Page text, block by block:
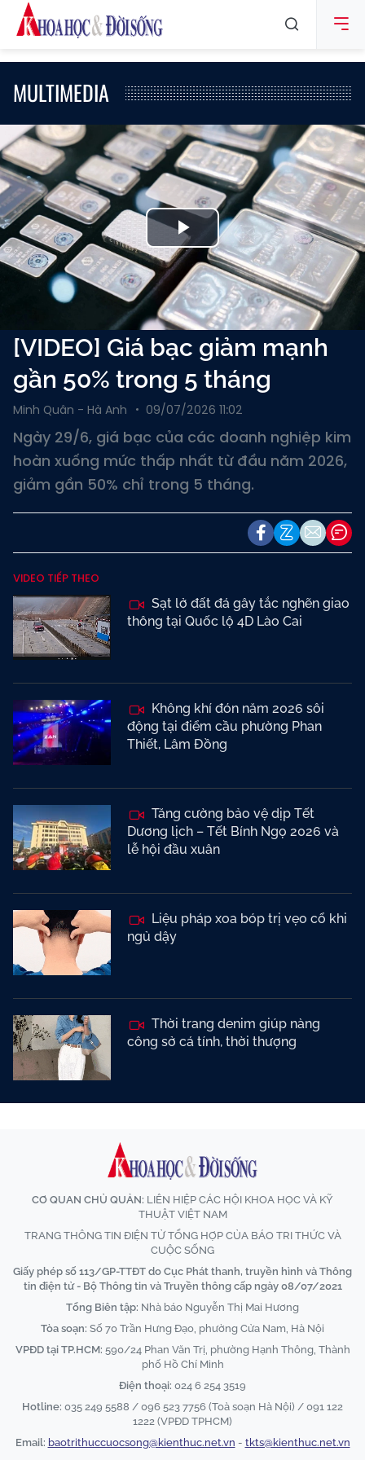
MULTIMEDIA
Play
Video
[VIDEO] Giá bạc giảm mạnh
gần 50% trong 5 tháng
Minh Quân - Hà Anh 09/07/2026 11:02
Ngày 29/6, giá bạc của các doanh nghiệp kim
hoàn xuống mức thấp nhất từ đầu năm 2026,
giảm gần 50% chỉ trong 5 tháng.
VIDEO TIẾP THEO
Sạt lở đất đá gây tắc nghẽn giao
thông tại Quốc lộ 4D Lào Cai
Không khí đón năm 2026 sôi
động tại điểm cầu phường Phan
Thiết, Lâm Đồng
Tăng cường bảo vệ dịp Tết
Dương lịch – Tết Bính Ngọ 2026 và
lễ hội đầu xuân
Liệu pháp xoa bóp trị vẹo cổ khi
ngủ dậy
Thời trang denim giúp nàng
công sở cá tính, thời thượng
CƠ QUAN CHỦ QUẢN: LIÊN HIỆP CÁC HỘI KHOA HỌC VÀ KỸ
THUẬT VIỆT NAM
TRANG THÔNG TIN ĐIỆN TỬ TỔNG HỢP CỦA BÁO TRI THỨC VÀ
CUỘC SỐNG
Giấy phép số 113/GP-TTĐT do Cục Phát thanh, truyền hình và Thông
tin điện tử - Bộ Thông tin và Truyền thông cấp ngày 08/07/2021
Tổng Biên tập: Nhà báo Nguyễn Thị Mai Hương
Tòa soạn: Số 70 Trần Hưng Đạo, phường Cửa Nam, Hà Nội
VPĐD tại TP.HCM: 590/24 Phan Văn Trị, phường Hạnh Thông, Thành
phố Hồ Chí Minh
Điện thoại: 024 6 254 3519
Hotline: 035 249 5588 / 096 523 7756 (Toà soạn Hà Nội) / 091 122
1222 (VPĐD TPHCM)
Email: baotrithuccuocsong@kienthuc.net.vn - tkts@kienthuc.net.vn